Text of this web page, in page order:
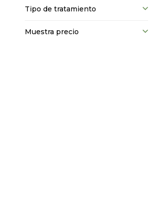
Tipo de tratamiento
Muestra precio